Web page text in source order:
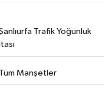
Trafik Yoğunluk
Tüm Manşetler